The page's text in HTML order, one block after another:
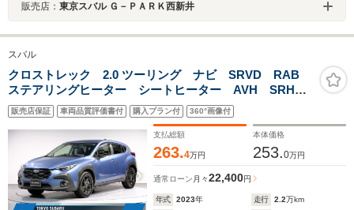
販売店： 東京スバル Ｇ－ＰＡＲＫ西新井
スバル
クロストレック 2.0 ツーリング ナビ SRVD RAB
ステアリングヒーター シートヒーター AVH SRH
ドアバイザー ツーリングアシスト シートメモリー
ドライバーモニタリングシステム
販売店保証 車両品質評価書付 購入プラン付 360°画像付
支払総額
263.4万円
本体価格
253.0万円
通常ローン 月々22,400円
年式 2023年 走行 2.2万km